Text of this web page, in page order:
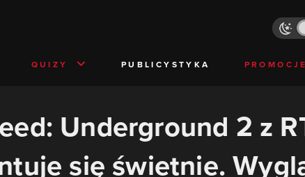
QUIZY PUBLICYSTYKA PROMOCJE
Underground 2 z
się świetnie.